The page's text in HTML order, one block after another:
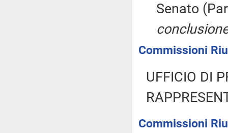
Senato
Commissioni
UFFICIO DI
Commissioni